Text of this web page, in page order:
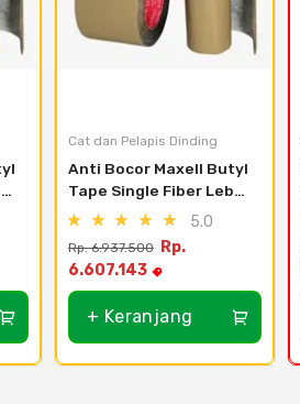
Cat dan Pelapis Dinding
Anti Bocor Maxell Butyl
Tape Single Fiber Lebar
1m Panjang 1m
5.0
Rp. 6.937.500
Rp.
6.607.143
+ Keranjang